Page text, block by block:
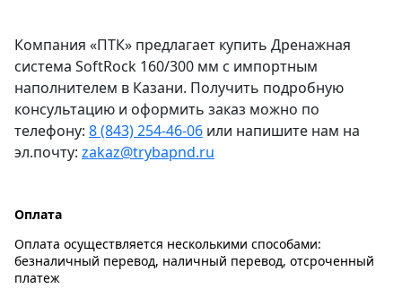
Компания «ПТК» предлагает купить Дренажная
система SoftRock 160/300 мм c импортным
наполнителем в Казани. Получить подробную
консультацию и оформить заказ можно по
телефону: 8 (843) 254-46-06 или напишите нам на
эл.почту: zakaz@trybapnd.ru
Оплата
Оплата осуществляется несколькими способами:
безналичный перевод, наличный перевод, отсроченный
платеж